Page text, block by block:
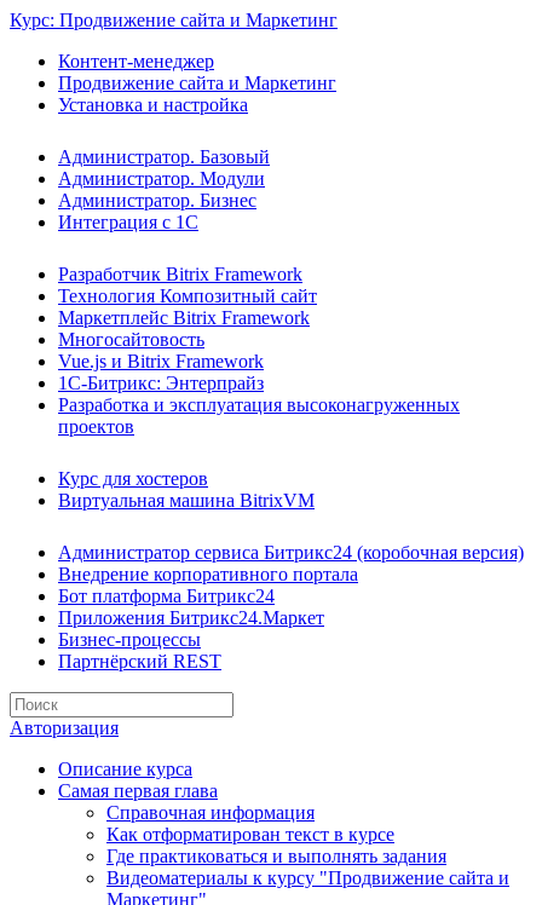
Курс: Продвижение сайта и Маркетинг
Контент-менеджер
Продвижение сайта и Маркетинг
Установка и настройка
Администратор. Базовый
Администратор. Модули
Администратор. Бизнес
Интеграция с 1С
Разработчик Bitrix Framework
Технология Композитный сайт
Маркетплейс Bitrix Framework
Многосайтовость
Vue.js и Bitrix Framework
1С-Битрикс: Энтерпрайз
Разработка и эксплуатация высоконагруженных
проектов
Курс для хостеров
Виртуальная машина BitrixVM
Администратор сервиса Битрикс24 (коробочная версия)
Внедрение корпоративного портала
Бот платформа Битрикс24
Приложения Битрикс24.Маркет
Бизнес-процессы
Партнёрский REST
Авторизация
Описание курса
Самая первая глава
Справочная информация
Как отформатирован текст в курсе
Где практиковаться и выполнять задания
Видеоматериалы к курсу "Продвижение сайта и
Маркетинг"